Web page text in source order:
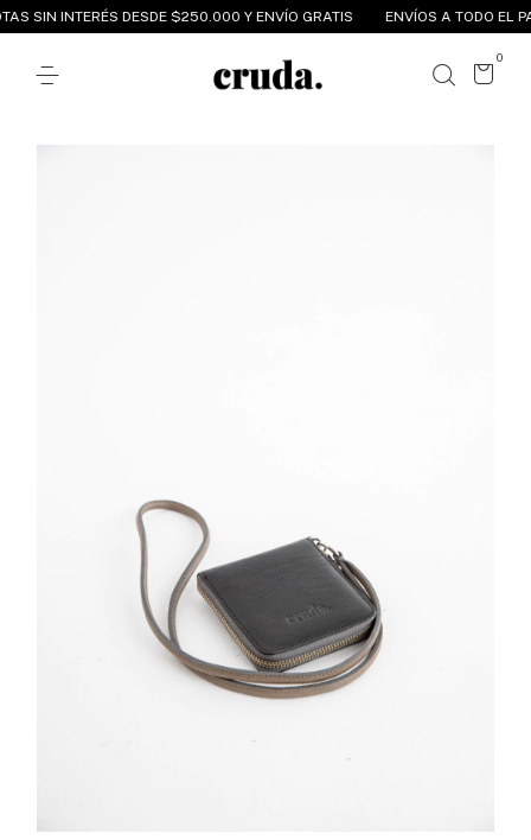
SIN INTERÉS DESDE $250.000 Y ENVÍO GRATIS ENVÍOS A TODO EL
0